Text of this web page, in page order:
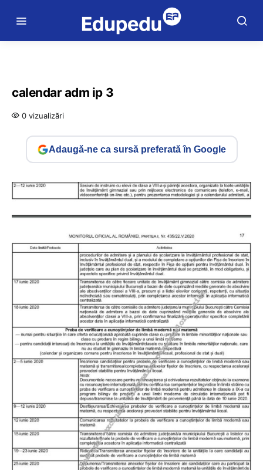
calendar adm ip 3
0 vizualizări
Adaugă-ne ca sursă preferată în Google